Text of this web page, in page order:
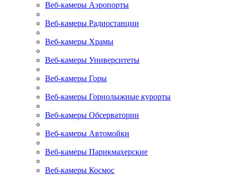
Веб-камеры Аэропорты
Веб-камеры Радиостанции
Веб-камеры Храмы
Веб-камеры Университеты
Веб-камеры Горы
Веб-камеры Горнолыжные курорты
Веб-камеры Обсерватории
Веб-камеры Автомойки
Веб-камеры Парикмахерские
Веб-камеры Космос